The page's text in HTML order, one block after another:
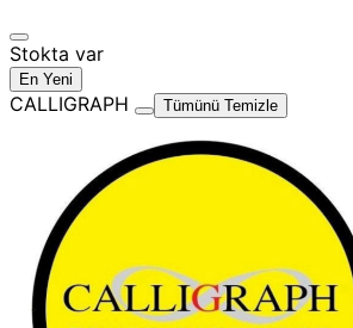
Stokta var
En Yeni
CALLIGRAPH Tümünü Temizle